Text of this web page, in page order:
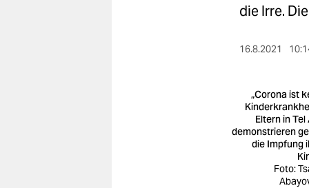
die Irre.
16.8.2021
„Corona ist
Eltern in Tel
demonstrieren
die Impfung
Foto: